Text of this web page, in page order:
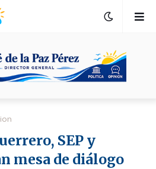
SEP y
mesa de diálogo